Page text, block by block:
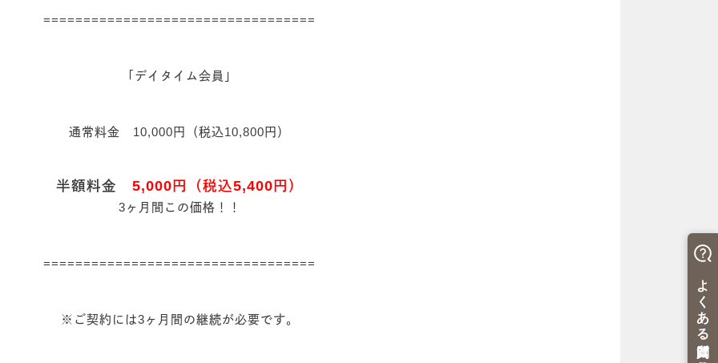
==================================
「デイタイム会員」
通常料金 10,000円（税込10,800円）
半額料金 5,000円（税込5,400円）
3ヶ月間この価格！！
==================================
※ご契約には3ヶ月間の継続が必要です。